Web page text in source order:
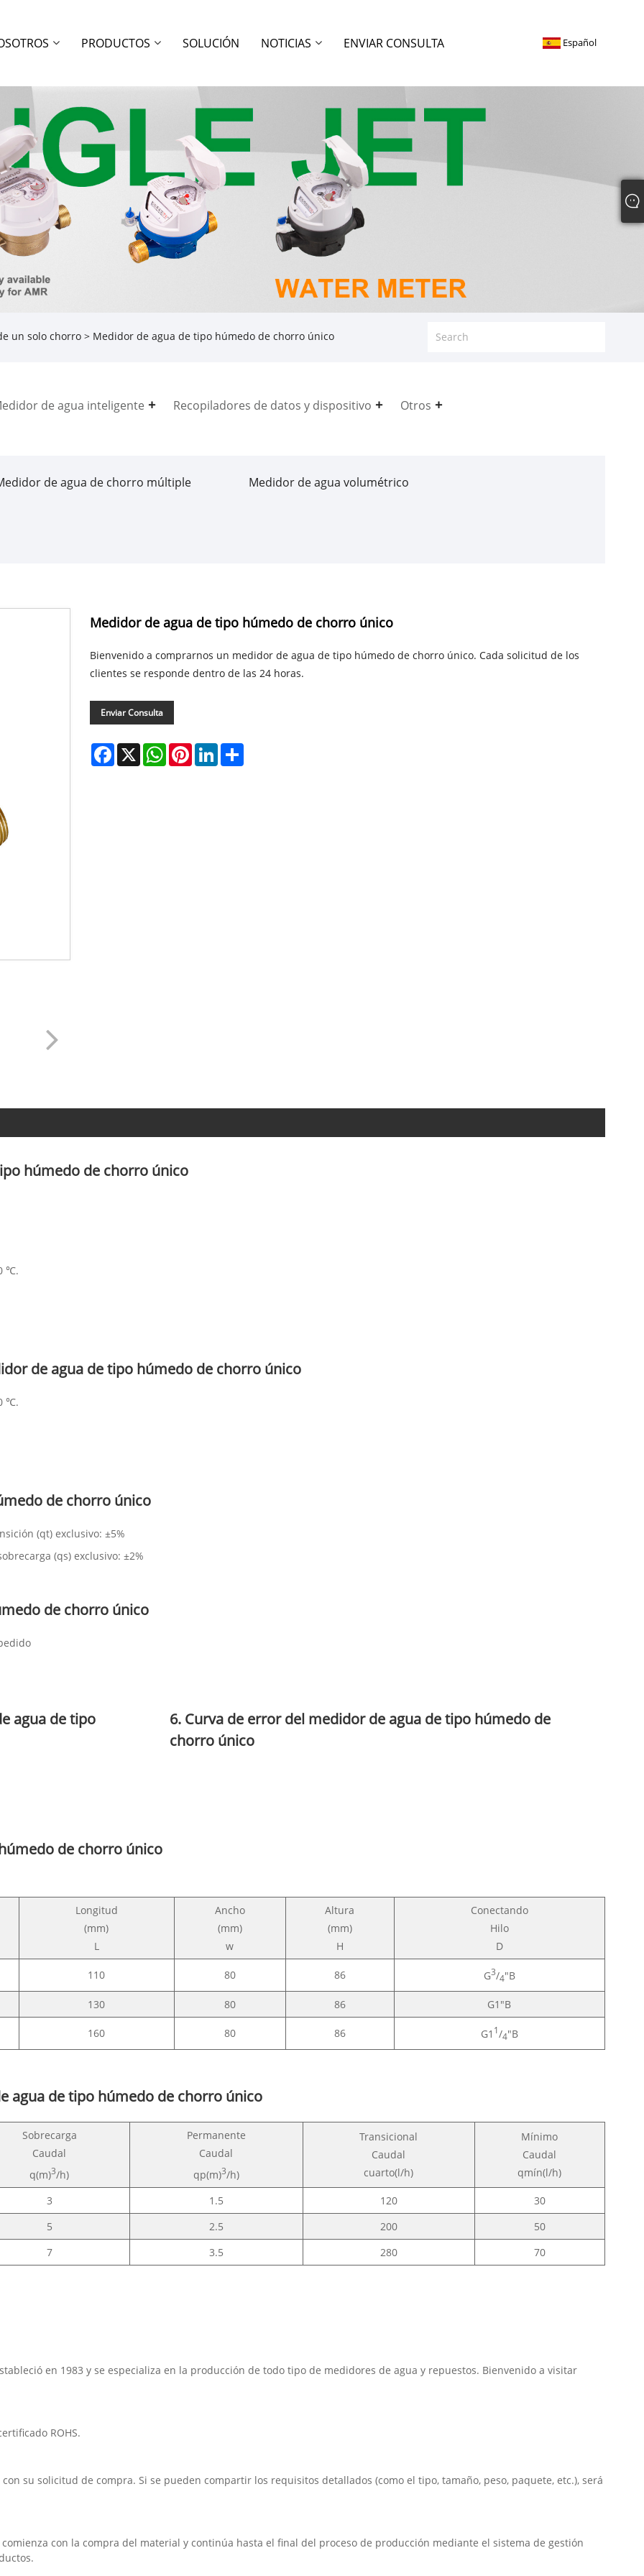
PRODUCTOS SOLUCIÓN NOTICIAS ENVIAR CONSULTA Español
un solo chorro> Medidor de agua de tipo húmedo de chorro único
de agua inteligente Recopiladores de datos y dispositivo Otros
de agua de chorro múltiple Medidor de agua volumétrico
Medidor de agua de tipo húmedo de chorro único
Bienvenido a comprarnos un medidor de agua de tipo húmedo de chorro único. Cada solicitud de los
clientes se responde dentro de las 24 horas.
Enviar Consulta
Facebook
X WhatsApp
PinterestLinkedIn
húmedo de chorro único
℃.
de agua de tipo húmedo de chorro único
℃.
de chorro único
(qt) exclusivo: ±5%
(qs) exclusivo: ±2%
de chorro único
agua de tipo
6. Curva de error del medidor de agua de tipo húmedo de
chorro único
de chorro único
Longitud
(mm)
L
Ancho
(mm)
w
Altura
(mm)
H
Conectando
Hilo
D
110 80 86 G3/4"B
130 80 86 G1"B
160 80 86 G1 1/4"B
agua de tipo húmedo de chorro único
Sobrecarga
Caudal
q(m)3/h)
Permanente
Caudal
qp(m)3/h)
Transicional
Caudal
cuarto(l/h)
Mínimo
Caudal
qmín(l/h)
3 1.5 120
30
5
2.5 200
50
7
3.5 280 70
estableció en 1983 y se especializa en la producción de todo tipo de medidores de agua y repuestos. Bienvenido a visitar
ROHS.
su solicitud de compra. Si se pueden compartir los requisitos detallados (como el tipo, tamaño, peso, paquete, etc.), será
con la compra del material y continúa hasta el final del proceso de producción mediante el sistema de gestión